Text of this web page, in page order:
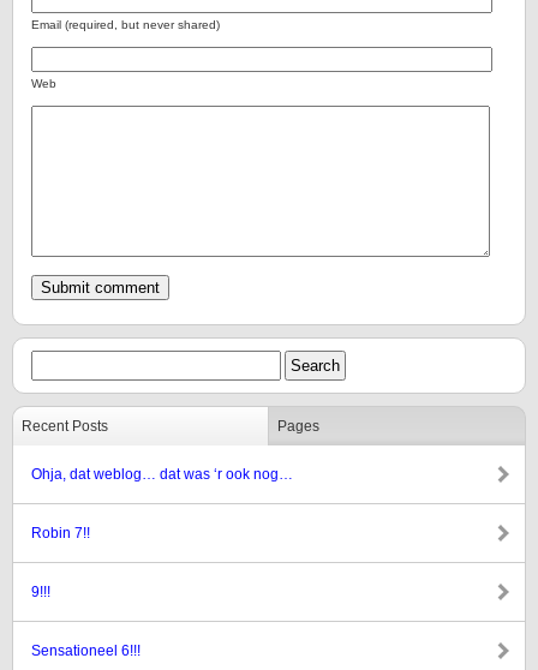
Email (required, but never shared)
Web
Recent Posts Pages
Ohja, dat weblog… dat was ‘r ook nog…
Robin 7!!
9!!!
Sensationeel 6!!!